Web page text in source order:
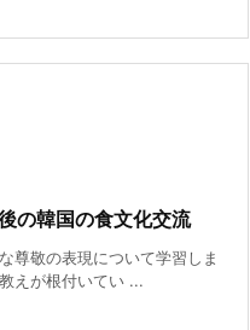
の韓国の食文化交流
尊敬の表現について学習しま
えが根付いてい ...